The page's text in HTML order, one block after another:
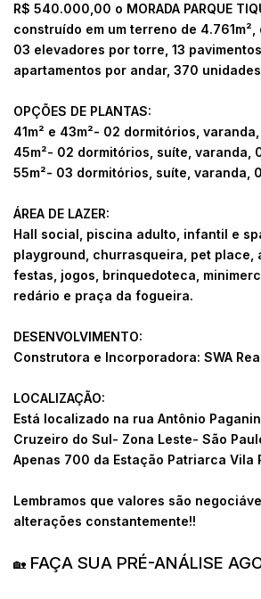
R$ 540.000,00 o MORADA PARQUE
construído em um terreno de
03 elevadores por torre, 13
apartamentos por andar, 370
OPÇÕES DE PLANTAS:
41m² e 43m²- 02 dormitórios,
45m²- 02 dormitórios, suíte, varanda,
55m²- 03 dormitórios, suíte, varanda,
ÁREA DE LAZER:
Hall social, piscina adulto, infantil e
playground, churrasqueira, pet place,
festas, jogos, brinquedoteca,
redário e praça da fogueira.
DESENVOLVIMENTO:
Construtora e Incorporadora: SWA
LOCALIZAÇÃO:
Está localizado na rua Antônio
Cruzeiro do Sul- Zona Leste- São
Apenas 700 da Estação Patriarca Vila
Lembramos que valores são
alterações constantemente!!
🏡 FAÇA SUA PRÉ-ANÁLISE